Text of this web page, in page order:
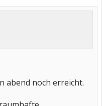
abend noch erreicht.